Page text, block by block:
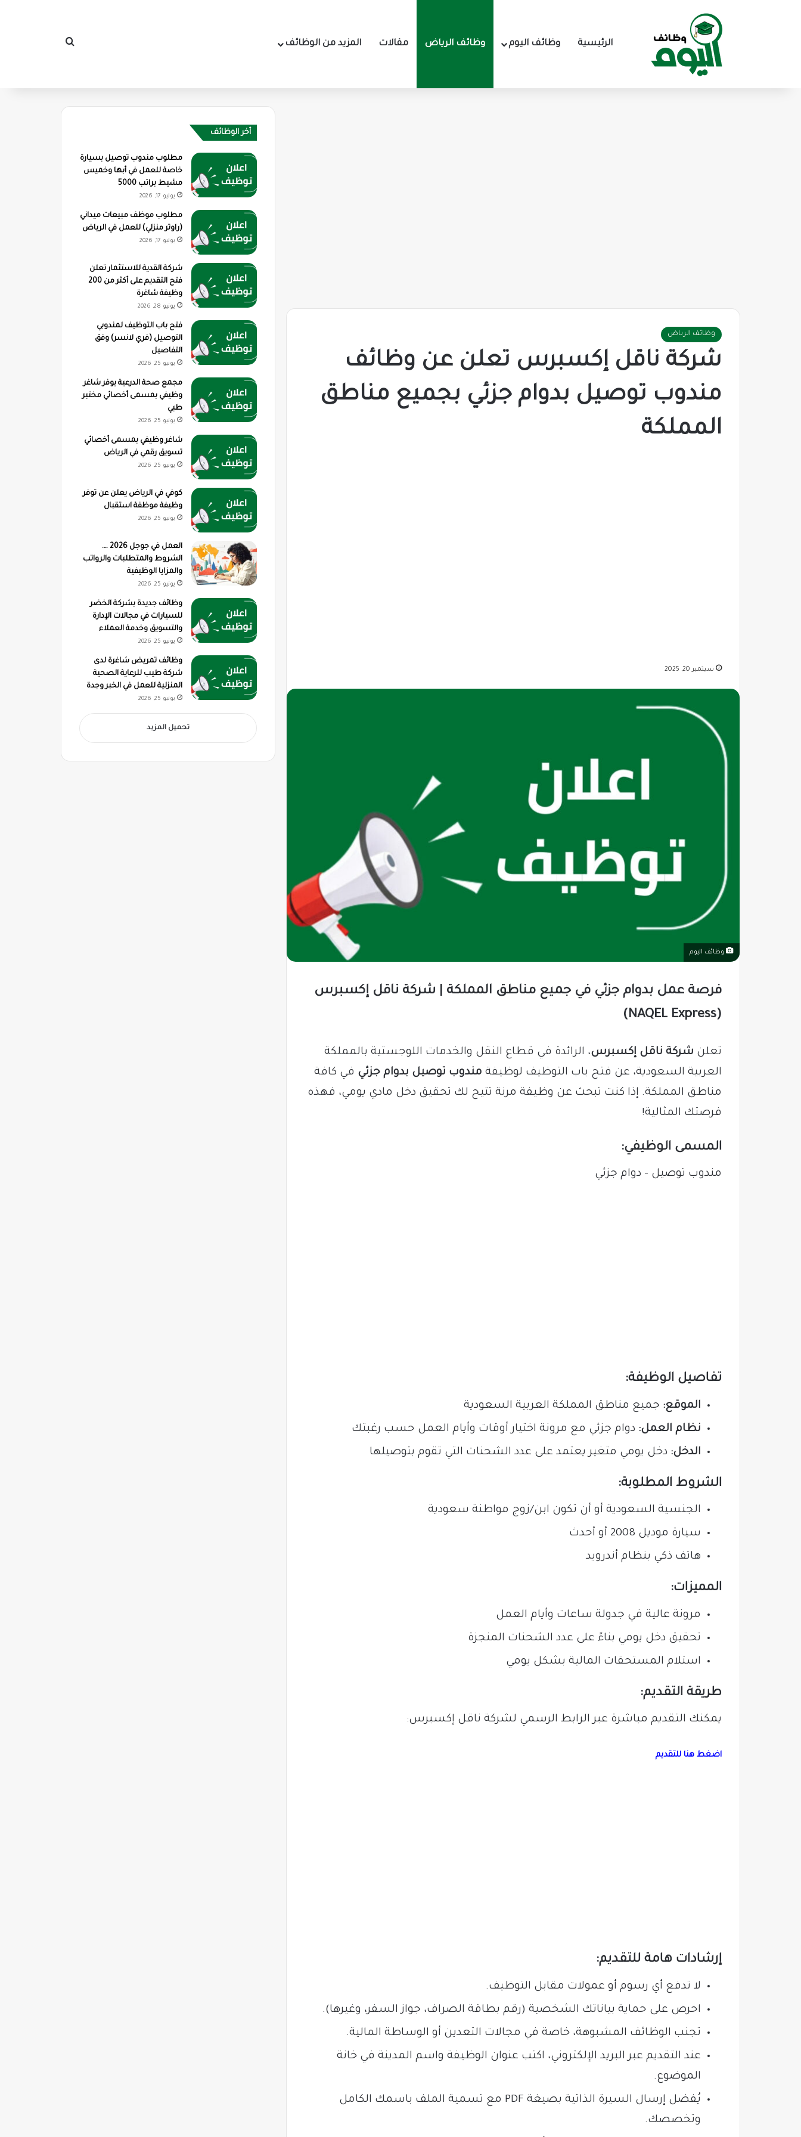
الرئيسية وظائف اليوم وظائف الرياض مقالات المزيد من الوظائف بحث عن
وظائف الرياض
شركة ناقل إكسبرس تعلن عن وظائف
مندوب توصيل بدوام جزئي بجميع مناطق
المملكة
سبتمبر 20, 2025
وظائف اليوم
فرصة عمل بدوام جزئي في جميع مناطق المملكة | شركة ناقل إكسبرس
(NAQEL Express)
تعلن شركة ناقل إكسبرس، الرائدة في قطاع النقل والخدمات اللوجستية بالمملكة
العربية السعودية، عن فتح باب التوظيف لوظيفة مندوب توصيل بدوام جزئي في كافة
مناطق المملكة. إذا كنت تبحث عن وظيفة مرنة تتيح لك تحقيق دخل مادي يومي، فهذه
فرصتك المثالية!
المسمى الوظيفي:
مندوب توصيل – دوام جزئي
تفاصيل الوظيفة:
الموقع: جميع مناطق المملكة العربية السعودية
نظام العمل: دوام جزئي مع مرونة اختيار أوقات وأيام العمل حسب رغبتك
الدخل: دخل يومي متغير يعتمد على عدد الشحنات التي تقوم بتوصيلها
الشروط المطلوبة:
الجنسية السعودية أو أن تكون ابن/زوج مواطنة سعودية
سيارة موديل 2008 أو أحدث
هاتف ذكي بنظام أندرويد
المميزات:
مرونة عالية في جدولة ساعات وأيام العمل
تحقيق دخل يومي بناءً على عدد الشحنات المنجزة
استلام المستحقات المالية بشكل يومي
طريقة التقديم:
يمكنك التقديم مباشرة عبر الرابط الرسمي لشركة ناقل إكسبرس:
اضغط هنا للتقديم
إرشادات هامة للتقديم:
لا تدفع أي رسوم أو عمولات مقابل التوظيف.
احرص على حماية بياناتك الشخصية (رقم بطاقة الصراف، جواز السفر، وغيرها).
تجنب الوظائف المشبوهة، خاصة في مجالات التعدين أو الوساطة المالية.
عند التقديم عبر البريد الإلكتروني، اكتب عنوان الوظيفة واسم المدينة في خانة
الموضوع.
يُفضل إرسال السيرة الذاتية بصيغة PDF مع تسمية الملف باسمك الكامل
وتخصصك.
أخر الوظائف
مطلوب مندوب توصيل بسيارة
خاصة للعمل في أبها وخميس
مشيط براتب 5000
يوليو 17, 2026
مطلوب موظف مبيعات ميداني
(راوتر منزلي) للعمل في الرياض
يوليو 17, 2026
شركة القدية للاستثمار تعلن
فتح التقديم على أكثر من 200
وظيفة شاغرة
يونيو 28, 2026
فتح باب التوظيف لمندوبي
التوصيل (فري لانسر) وفق
التفاصيل
يونيو 25, 2026
مجمع صحة الدرعية يوفر شاغر
وظيفي بمسمى أخصائي مختبر
طبي
يونيو 25, 2026
شاغر وظيفي بمسمى أخصائي
تسويق رقمي في الرياض
يونيو 25, 2026
كوفي في الرياض يعلن عن توفر
وظيفة موظفة استقبال
يونيو 25, 2026
العمل في جوجل 2026 ….
الشروط والمتطلبات والرواتب
والمزايا الوظيفية
يونيو 25, 2026
وظائف جديدة بشركة الخضر
للسيارات في مجالات الإدارة
والتسويق وخدمة العملاء
يونيو 25, 2026
وظائف تمريض شاغرة لدى
شركة طيب للرعاية الصحية
المنزلية للعمل في الخبر وجدة
يونيو 25, 2026
تحميل المزيد